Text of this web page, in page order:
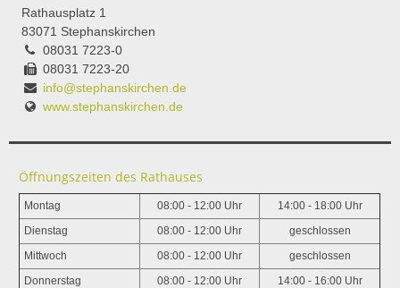
Rathausplatz 1
83071 Stephanskirchen
08031 7223-0
08031 7223-20
info@stephanskirchen.de
www.stephanskirchen.de
Öffnungszeiten des Rathauses
Montag 08:00 - 12:00 Uhr 14:00 - 18:00 Uhr
Dienstag 08:00 - 12:00 Uhr geschlossen
Mittwoch 08:00 - 12:00 Uhr geschlossen
Donnerstag 08:00 - 12:00 Uhr 14:00 - 16:00 Uhr